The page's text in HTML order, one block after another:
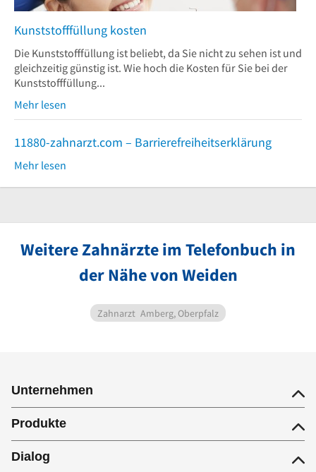
Kunststofffüllung kosten
Die Kunststofffüllung ist beliebt, da Sie nicht zu sehen ist und
gleichzeitig günstig ist. Wie hoch die Kosten für Sie bei der
Kunststofffüllung...
Mehr lesen
11880-zahnarzt.com – Barrierefreiheitserklärung
Mehr lesen
Weitere Zahnärzte im Telefonbuch in
der Nähe von Weiden
Zahnarzt Amberg, Oberpfalz
Unternehmen
Produkte
Dialog